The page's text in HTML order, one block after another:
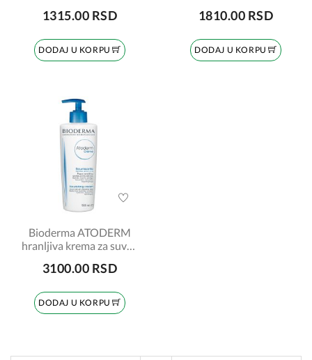
1315.00 RSD
DODAJ U KORPU
1810.00 RSD
DODAJ U KORPU
Bioderma ATODERM
hranljiva krema za suvu i
3100.00 RSD
DODAJ U KORPU